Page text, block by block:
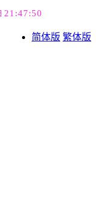
21:47:50
简体版 繁体版